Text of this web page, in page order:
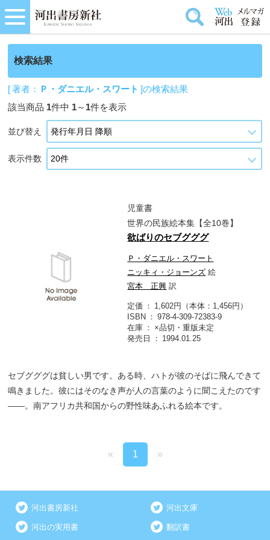
検索結果
[ 著者： Ｐ・ダニエル・スワート ]の検索結果
該当商品 1件中 1～ 1件を表示
並び替え
表示件数
児童書
世界の民族絵本集【全10巻】
欲ばりのセブグググ
Ｐ・ダニエル・スワート
ニッキィ・ジョーンズ 絵
宮本 正興 訳
定価
1,602円（本体：1,456円）
ISBN
978-4-309-72383-9
在庫
×品切・重版未定
発売日
1994.01.25
セブグググは貧しい男です。ある時、ハトが彼のそばに飛んできて
鳴きました。彼にはそのなき声が人の言葉のように聞こえたのです
――。南アフリカ共和国からの野性味あふれる絵本です。
« 1 »
河出書房新社 河出文庫
河出の実用書 翻訳書